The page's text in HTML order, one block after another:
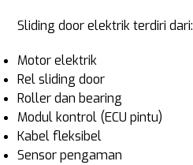
Sliding door elektrik terdiri dari:
Motor elektrik
Rel sliding door
Roller dan bearing
Modul kontrol (ECU pintu)
Kabel fleksibel
Sensor pengaman